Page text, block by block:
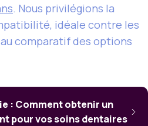
. Nous privilégions la
idéale contre les
comparatif des options
: Comment obtenir un
pour vos soins dentaires